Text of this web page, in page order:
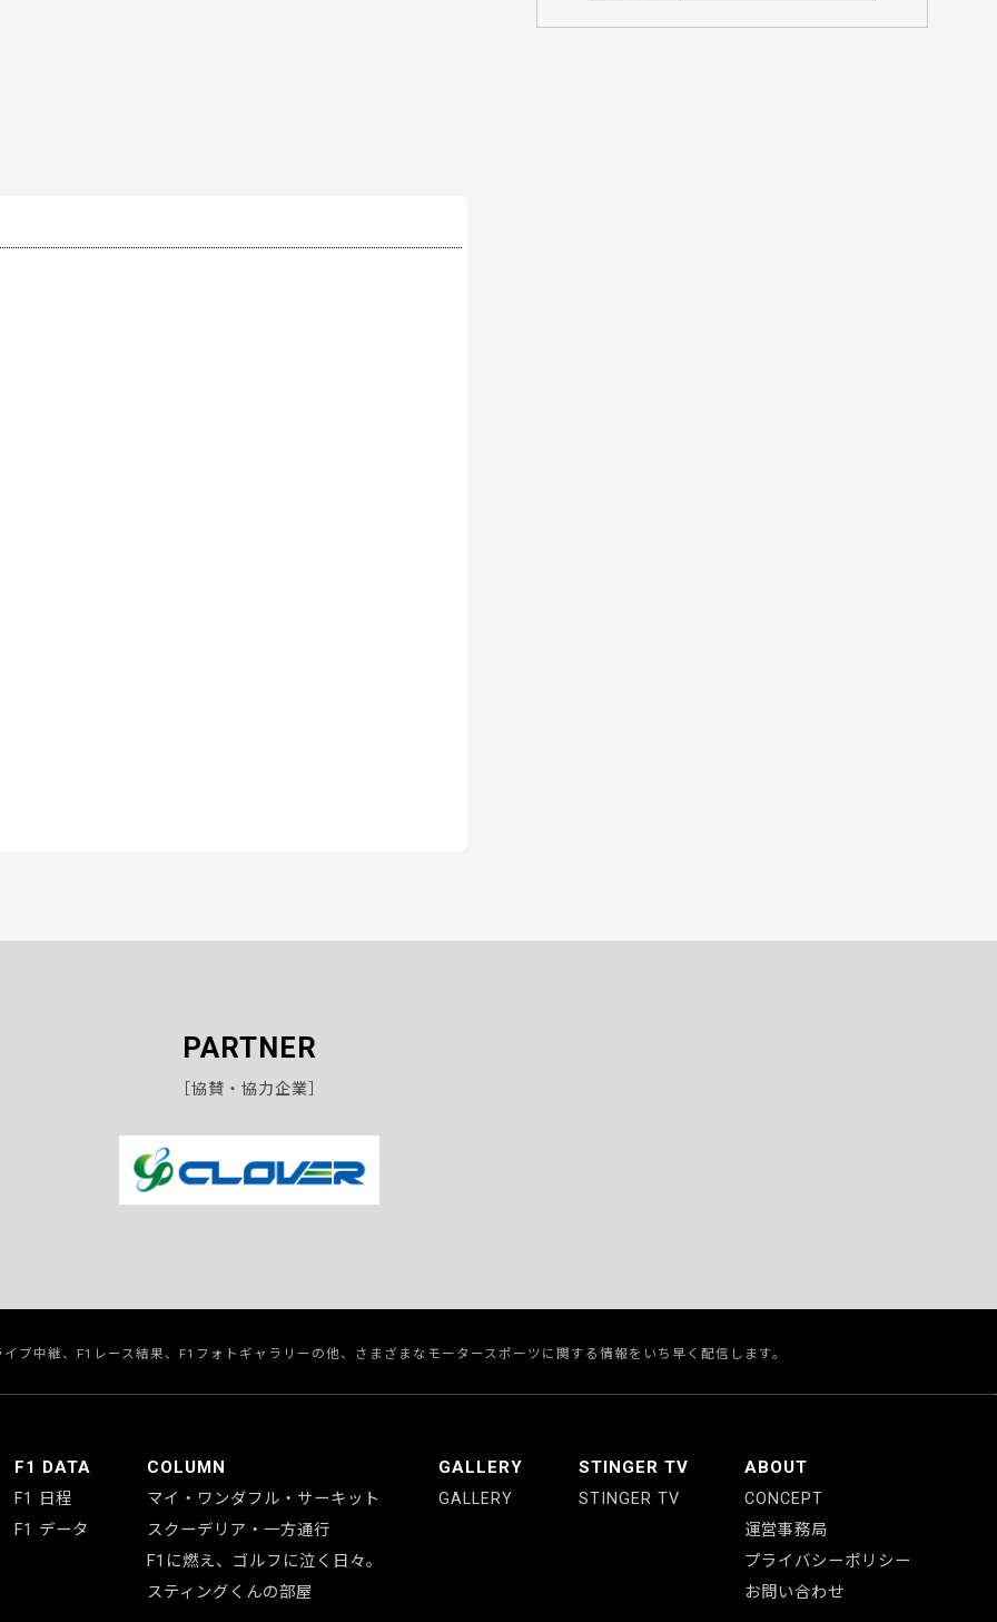
PARTNER
［協賛・協力企業］
ブ中継、F1レース結果、F1フォトギャラリーの他、さまざまなモータースポーツに関する情報をいち早く配信します。
F1 DATA
F1 日程
F1 データ
COLUMN
マイ・ワンダフル・サーキット
スクーデリア・一方通行
F1に燃え、ゴルフに泣く日々。
スティングくんの部屋
GALLERY
GALLERY
STINGER TV
STINGER TV
ABOUT
CONCEPT
運営事務局
プライバシーポリシー
お問い合わせ